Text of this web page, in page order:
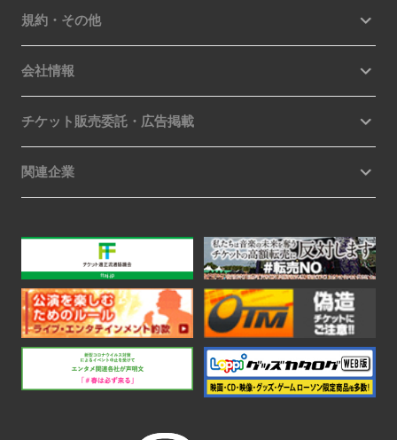
規約・その他
会社情報
チケット販売委託・広告掲載
関連企業